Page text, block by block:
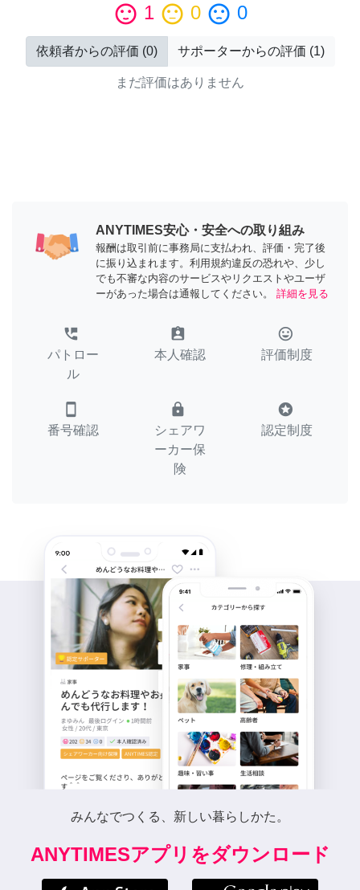
sentiment_satisfied 1 sentiment_neutral 0 sentiment_dissatisfied 0
依頼者からの評価 (0) サポーターからの評価 (1)
まだ評価はありません
ANYTIMES安心・安全への取り組み
報酬は取引前に事務局に支払われ、評価・完了後
に振り込まれます。利用規約違反の恐れや、少し
でも不審な内容のサービスやリクエストやユーザ
ーがあった場合は通報してください。
詳細を見る
perm_phone_msg
パトロー
ル
assignment_ind
本人確認
tag_faces
評価制度
smartphone
番号確認
lock
シェアワ
ーカー保
険
stars
認定制度
みんなでつくる、新しい暮らしかた。
ANYTIMESアプリをダウンロード